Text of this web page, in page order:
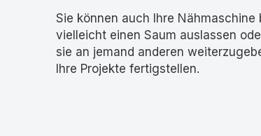
Sie können auch Ihre
vielleicht einen Saum auslassen
sie an jemand anderen
Ihre Projekte fertigstellen.